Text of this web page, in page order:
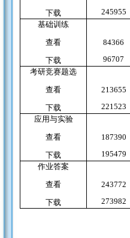
下载
245955
基础训练
查看
下载
84366
96707
考研竞赛题选
查看
下载
213655
221523
应用与实验
查看
下载
187390
195479
作业答案
查看
下载
243772
273982